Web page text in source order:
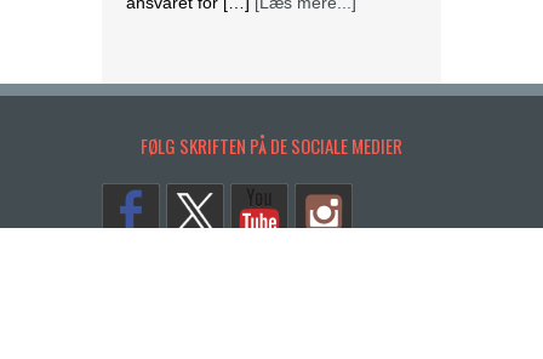
Purwakarta
Vestjava lukkede
Protestant Christian Church (GKPS)
bygning i Cigelam landsby, fordi den
FØLG SKRIFTEN PÅ DE SOCIALE MEDIER